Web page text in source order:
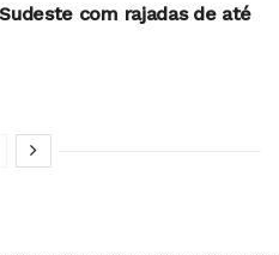
com rajadas de até